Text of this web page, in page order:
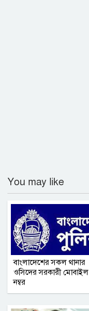
You may like
বাংলাদেশের সকল থানার
ওসিদের সরকারী মোবাইল
নম্বর